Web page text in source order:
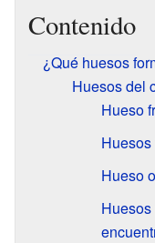
Contenido
¿Qué huesos
Huesos del
Hueso
Hueso